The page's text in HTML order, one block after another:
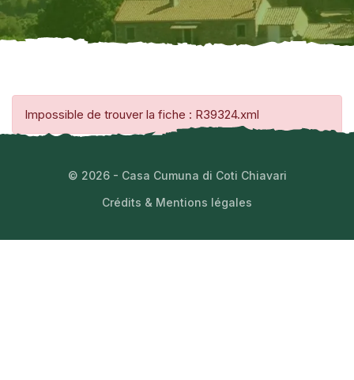
Impossible de trouver la fiche : R39324.xml
© 2026 - Casa Cumuna di Coti Chiavari
Crédits & Mentions légales